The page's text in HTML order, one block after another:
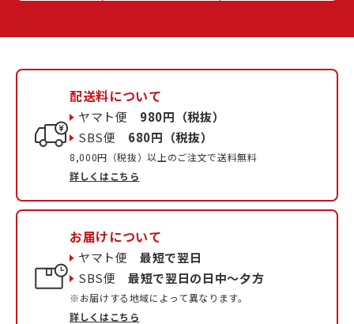
配送料について
ヤマト便 980円（税抜）
SBS便 680円（税抜）
8,000円（税抜）以上のご注文で送料無料
詳しくはこちら
お届けについて
ヤマト便最短で翌日
SBS便最短で翌日の日中〜夕方
※お届けする地域によって異なります。
詳しくはこちら